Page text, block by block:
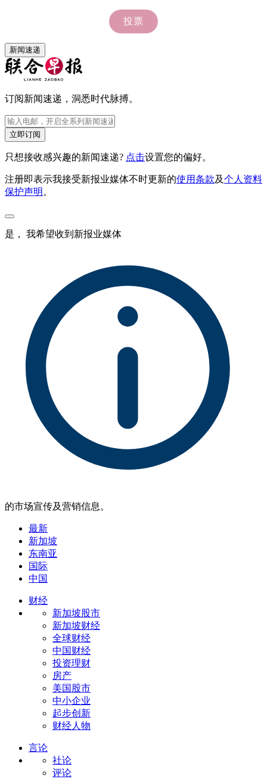
新闻速递
订阅新闻速递，洞悉时代脉搏。
立即订阅
只想接收感兴趣的新闻速递? 点击设置您的偏好。
注册即表示我接受新报业媒体不时更新的使用条款及个人资料
保护声明。
是， 我希望收到新报业媒体
的市场宣传及营销信息。
最新
新加坡
东南亚
国际
中国
财经
新加坡股市
新加坡财经
全球财经
中国财经
投资理财
房产
美国股市
中小企业
起步创新
财经人物
言论
社论
评论